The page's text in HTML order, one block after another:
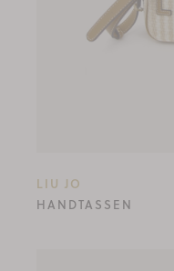
LIU JO
HANDTASSEN